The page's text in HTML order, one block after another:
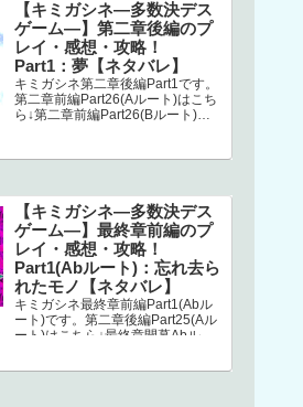
【キミガシネ―多数決デス
ゲーム―】第二章後編のプ
レイ・感想・攻略！
Part1：夢【ネタバレ】
キミガシネ第二章後編Part1です。
第二章前編Part26(Aルート)はこち
ら↓第二章前編Part26(Bルート)は
【キミガシネ―多数決デス
ゲーム―】最終章前編のプ
レイ・感想・攻略！
Part1(Abルート)：忘れ去ら
れたモノ【ネタバレ】
キミガシネ最終章前編Part1(Abル
ート)です。第二章後編Part25(Aル
ート)はこちら↓最終章開幕Abルー